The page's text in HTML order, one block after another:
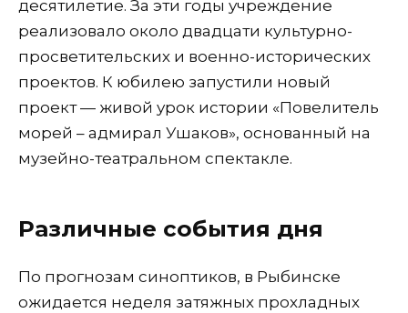
десятилетие. За эти годы учреждение
реализовало около двадцати культурно-
просветительских и военно-исторических
проектов. К юбилею запустили новый
проект — живой урок истории «Повелитель
морей – адмирал Ушаков», основанный на
музейно-театральном спектакле.
Различные события дня
По прогнозам синоптиков, в Рыбинске
ожидается неделя затяжных прохладных